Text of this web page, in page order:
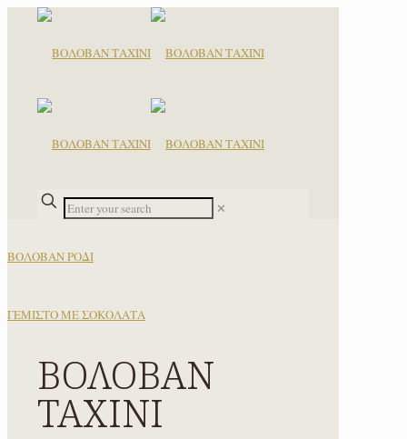
✕
ΒΟΛΟΒΑΝ ΡΟΔΙ
ΓΕΜΙΣΤΟ ΜΕ ΣΟΚΟΛΑΤΑ
ΒΟΛΟΒΑΝ
ΤΑΧΙΝΙ